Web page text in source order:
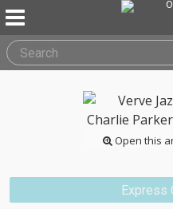
Open this
Express